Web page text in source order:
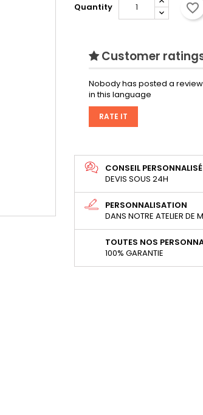
Quantity favorite_border
Customer
Nobody has posted a
in this language
RATE IT
CONSEIL PERSONNALISÉ
DEVIS SOUS 24H
PERSONNALISATION
DANS NOTRE ATELIER DE
TOUTES NOS
100% GARANTIE